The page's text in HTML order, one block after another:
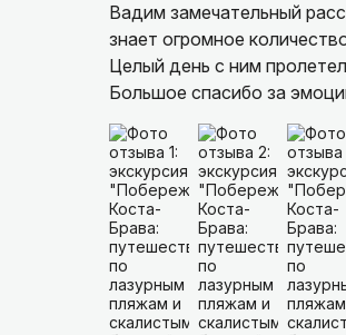
Вадим замечательный
знает огромное
Целый день с ним
Большое спасибо за